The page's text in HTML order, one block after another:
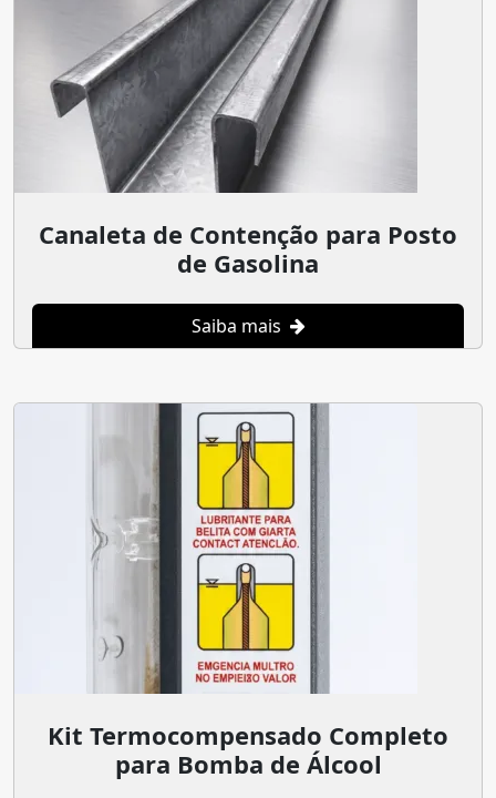
Canaleta de Contenção para Posto
de Gasolina
Saiba mais
Kit Termocompensado Completo
para Bomba de Álcool